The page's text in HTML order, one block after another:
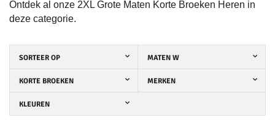
Ontdek al onze 2XL Grote Maten Korte Broeken Heren in
deze categorie.
SORTEER OP MATEN W
KORTE BROEKEN MERKEN
KLEUREN